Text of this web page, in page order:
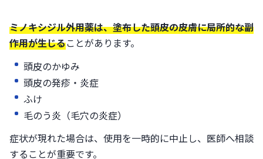
ミノキシジル外用薬は、塗布した頭皮の皮膚に局所的な副
作用が生じることがあります。
頭皮のかゆみ
頭皮の発疹・炎症
ふけ
毛のう炎（毛穴の炎症）
症状が現れた場合は、使用を一時的に中止し、医師へ相談
することが重要です。